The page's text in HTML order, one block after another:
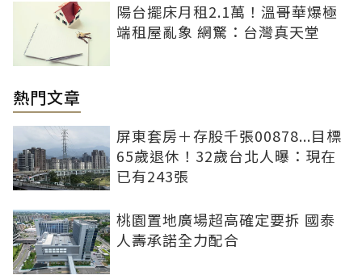
陽台擺床月租2.1萬！溫哥華爆極
端租屋亂象 網驚：台灣真天堂
熱門文章
屏東套房＋存股千張00878...目標
65歲退休！32歲台北人曝：現在
已有243張
桃園置地廣場超高確定要拆 國泰
人壽承諾全力配合